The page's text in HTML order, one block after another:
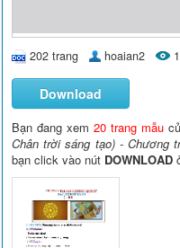
202 trang hoaian2
Download
Bạn đang xem20 trang mẫu
Chân trời sáng tạo) - Chương
bạn click vào nút DOWNLOAD